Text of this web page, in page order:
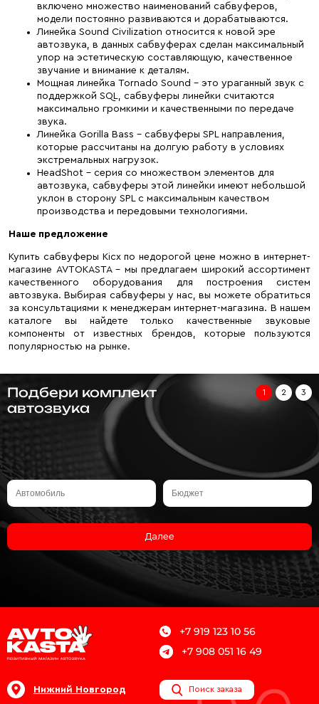
включено множество наименований сабвуферов,
модели постоянно развиваются и дорабатываются.
Линейка Sound Civilization относится к новой эре
автозвука, в данных сабвуферах сделан максимальный
упор на эстетическую составляющую, качественное
звучание и внимание к деталям.
Мощная линейка Tornado Sound – это ураганный звук с
поддержкой SQL, сабвуферы линейки считаются
максимально громкими и качественными по передаче
звука.
Линейка Gorilla Bass – сабвуферы SPL направления,
которые рассчитаны на долгую работу в условиях
экстремальных нагрузок.
HeadShot – серия со множеством элементов для
автозвука, сабвуферы этой линейки имеют небольшой
уклон в сторону SPL с максимальным качеством
производства и передовыми технологиями.
Наше предложение
Купить сабвуферы Kicx по недорогой цене можно в интернет-
магазине AVTOKASTA – мы предлагаем широкий ассортимент
качественного оборудования для построения систем
автозвука. Выбирая сабвуферы у нас, вы можете обратиться
за консультациями к менеджерам интернет-магазина. В нашем
каталоге вы найдете только качественные звуковые
компоненты от известных брендов, которые пользуются
популярностью на рынке.
Подбери комплект
автозвука
1 2 3
Далее
+7 919 123 10 56
+7 908 051 16 49
Нижний Новгород Поиск заказа